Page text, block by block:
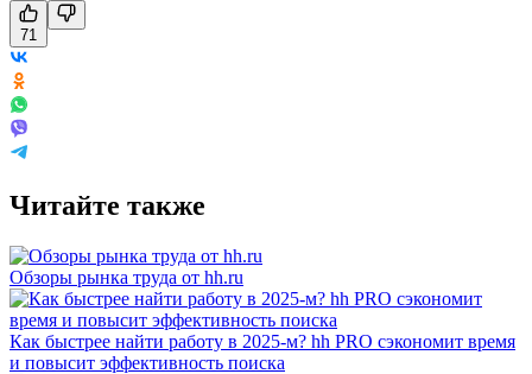
71
Читайте также
Обзоры рынка труда от hh.ru
Как быстрее найти работу в 2025-м? hh PRO сэкономит время
и повысит эффективность поиска